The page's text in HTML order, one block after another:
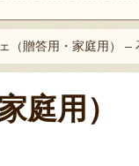
（贈答用・家庭用） –
庭用）